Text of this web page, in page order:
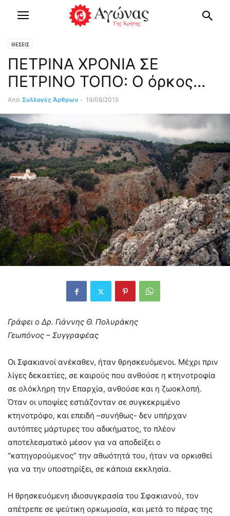
ΘΕΣΕΙΣ
ΠΕΤΡΙΝΑ ΧΡΟΝΙΑ ΣΕ
ΠΕΤΡΙΝΟ ΤΟΠΟ: Ο όρκος…
Από Συλλογές Άρθρων - 19/08/2015
Γράφει ο Δρ. Γιάννης Θ. Πολυράκης
Γεωπόνος – Συγγραφέας
Οι Σφακιανοί ανέκαθεν, ήταν θρησκευόμενοι. Μέχρι πριν
λίγες δεκαετίες, σε καιρούς που ανθούσε η κτηνοτροφία
σε ολόκληρη την Επαρχία, ανθούσε και η ζωοκλοπή.
Όταν οι υποψίες εστιάζονταν σε συγκεκριμένο
κτηνοτρόφο, και επειδή –συνήθως- δεν υπήρχαν
αυτόπτες μάρτυρες του αδικήματος, το πλέον
αποτελεσματικό μέσον για να αποδείξει ο
“κατηγορούμενος” την αθωότητά του, ήταν να ορκισθεί
για να την υποστηρίξει, σε κάποια εκκλησία.
Η θρησκευόμενη ιδιοσυγκρασία του Σφακιανού, τον
απέτρεπε σε ψεύτικη ορκωμοσία, και μετά το πέρας της